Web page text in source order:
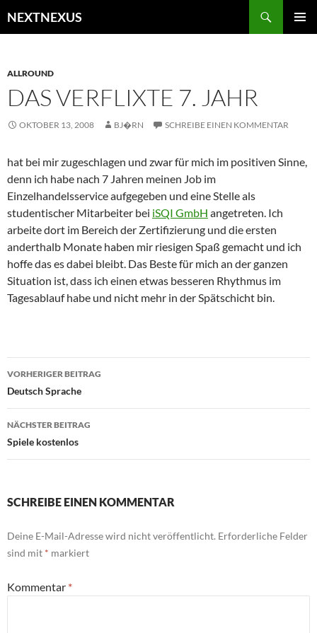
Inhalt
NEXTNEXUS
ALLROUND
DAS VERFLIXTE 7. JAHR
OKTOBER 13, 2008 BJ�RN SCHREIBE EINEN KOMMENTAR
hat bei mir zugeschlagen und zwar für mich im positiven Sinne,
denn ich habe nach 7 Jahren meinen Job im
Einzelhandelsservice aufgegeben und eine Stelle als
studentischer Mitarbeiter bei iSQI GmbH angetreten. Ich
arbeite dort im Bereich der Zertifizierung und die ersten
anderthalb Monate haben mir riesigen Spaß gemacht und ich
hoffe das es dabei bleibt. Das Beste für mich an der ganzen
Situation ist, dass ich einen etwas besseren Rhythmus im
Tagesablauf habe und nicht mehr in der Spätschicht bin.
Beitragsnavigation
VORHERIGER BEITRAG
Deutsch Sprache
NÄCHSTER BEITRAG
Spiele kostenlos
SCHREIBE EINEN KOMMENTAR
Deine E-Mail-Adresse wird nicht veröffentlicht. Erforderliche Felder
sind mit * markiert
Kommentar *